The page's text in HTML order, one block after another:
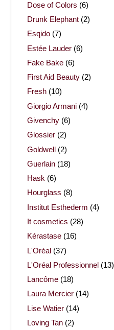
Dose of Colors (6)
Drunk Elephant (2)
Esqido (7)
Estée Lauder (6)
Fake Bake (6)
First Aid Beauty (2)
Fresh (10)
Giorgio Armani (4)
Givenchy (6)
Glossier (2)
Goldwell (2)
Guerlain (18)
Hask (6)
Hourglass (8)
Institut Esthederm (4)
It cosmetics (28)
Kérastase (16)
L'Oréal (37)
L'Oréal Professionnel (13)
Lancôme (18)
Laura Mercier (14)
Lise Watier (14)
Loving Tan (2)